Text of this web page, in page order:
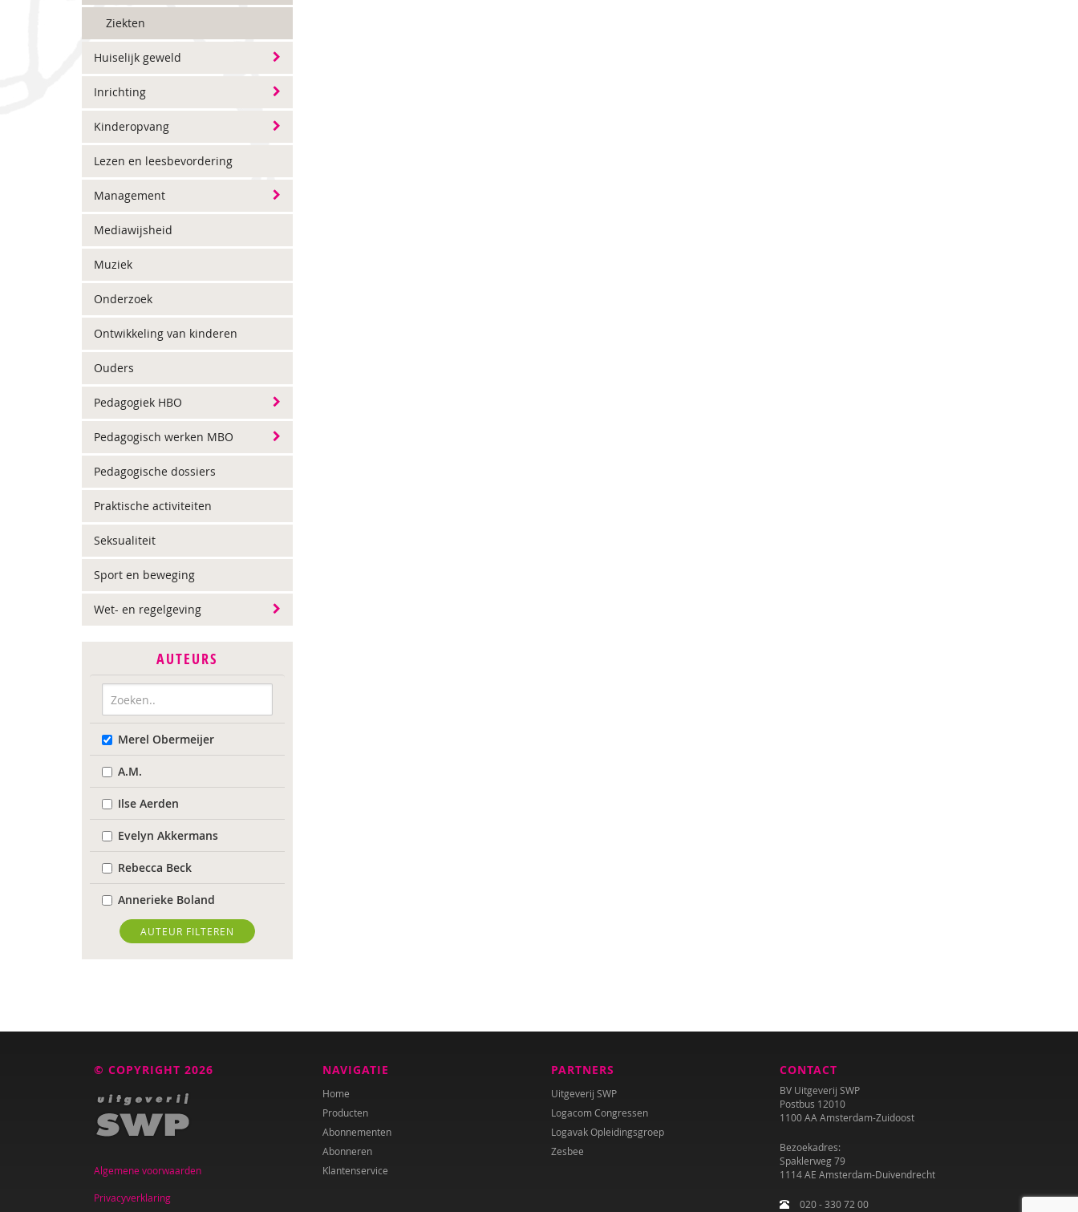
Ziekten
Huiselijk geweld
Inrichting
Kinderopvang
Lezen en leesbevordering
Management
Mediawijsheid
Muziek
Onderzoek
Ontwikkeling van kinderen
Ouders
Pedagogiek HBO
Pedagogisch werken MBO
Pedagogische dossiers
Praktische activiteiten
Seksualiteit
Sport en beweging
Wet- en regelgeving
AUTEURS
Merel Obermeijer
A.M.
Ilse Aerden
Evelyn Akkermans
Rebecca Beck
Annerieke Boland
Wendy Bontje
Wanda Bosbaan
Marion Breg
Ed Buitenhek
Wouter Bulckaert
AUTEUR FILTEREN
© COPYRIGHT 2026
Algemene voorwaarden
Privacyverklaring
NAVIGATIE
Home
Producten
Abonnementen
Abonneren
Klantenservice
PARTNERS
Uitgeverij SWP
Logacom Congressen
Logavak Opleidingsgroep
Zesbee
CONTACT
BV Uitgeverij SWP
Postbus 12010
1100 AA Amsterdam-Zuidoost
Bezoekadres:
Spaklerweg 79
1114 AE Amsterdam-Duivendrecht
020 - 330 72 00